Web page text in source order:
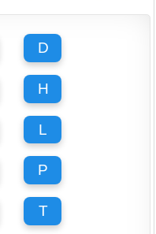
D
H
L
P
T